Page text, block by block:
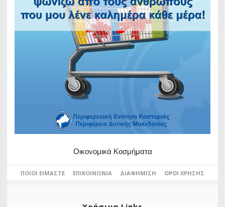
Οικονομικά Κοσμήματα
ΠΟΙΟΙ ΕΊΜΑΣΤΕ ΕΠΙΚΟΙΝΩΝΊΑ ΔΙΑΦΉΜΙΣΗ ΌΡΟΙ ΧΡΉΣΗΣ